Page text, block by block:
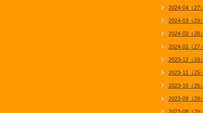
2024-04（27）
2024-03（29）
2024-02（28）
2024-01（27）
2023-12（33）
2023-11（25）
2023-10（26）
2023-09（28）
2023-08（29）